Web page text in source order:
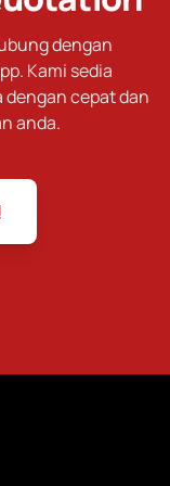
dengan
Kami sedia
cepat dan
anda.